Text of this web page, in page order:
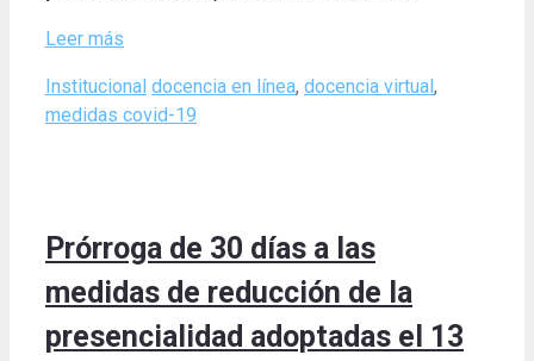
Leer más
Categories
Institucional Tags
docencia en línea, docencia virtual ,
medidas covid-19
Prórroga de 30 días a las
medidas de reducción de la
presencialidad adoptadas el 13